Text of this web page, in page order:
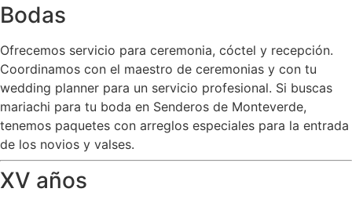
Bodas
Ofrecemos servicio para ceremonia, cóctel y recepción.
Coordinamos con el maestro de ceremonias y con tu
wedding planner para un servicio profesional. Si buscas
mariachi para tu boda en Senderos de Monteverde,
tenemos paquetes con arreglos especiales para la entrada
de los novios y valses.
XV años